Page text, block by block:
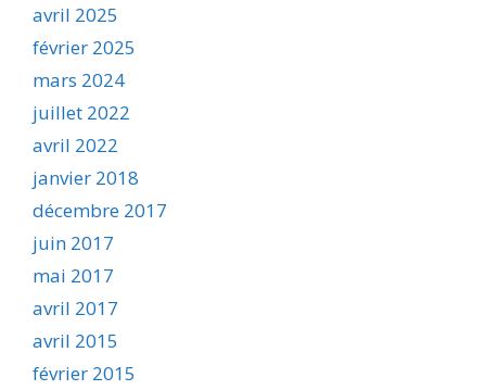
avril 2025
février 2025
mars 2024
juillet 2022
avril 2022
janvier 2018
décembre 2017
juin 2017
mai 2017
avril 2017
avril 2015
février 2015